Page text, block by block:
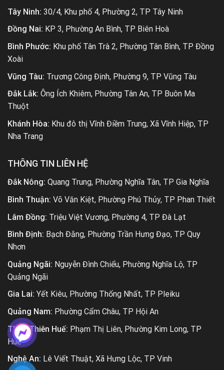
Tây Ninh: 30/4, Khu phố 4, Phường 2, TP Tây Ninh
Đồng Nai: KP 3, Phường An Bình, TP Biên Hoà
Bình Phước: Khu phố Tân Trà 2, Phường Tân Bình, TP Đồng
Xoài
Vũng Tàu: Trương Công Định, Phường 9, TP Vũng Tàu
Đắk Lắk: Ông Ích Khiêm, Phường Tân An, TP Buôn Ma
Thuột
Khánh Hòa: Khu đô thị Vĩnh Điềm Trung, Xã Vĩnh Hiệp, TP
Nha Trang
THÔNG TIN LIÊN HỆ
Đắk Nông: Quang Trung, Phường Nghĩa Tân, TP Gia Nghĩa
Bình Thuận: Võ Văn Kiệt, Phường Phú Thủy, TP Phan Thiết
Lâm Đồng: Triệu Việt Vương, Phường 4, TP Đà Lạt
Bình Định: Bạch Đằng, Phường Trần Hưng Đạo, TP Quy
Nhơn
Quảng Ngãi: Nguyễn Đình Chiểu, Phường Nghĩa Lộ, TP
Quảng Ngãi
Gia Lai: Yết Kiêu, Phường Thống Nhất, TP Pleiku
Quảng Nam: Phường Cẩm Châu, TP Hội An
Thừa Thiên Huế: Phạm Thị Liên, Phường Kim Long, TP
Huế
Nghệ An: Lê Viết Thuật, Xã Hưng Lộc, TP Vinh